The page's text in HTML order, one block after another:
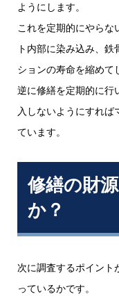
ようにします。
これを定期的にやらな
ト内部に染み込み、
ションの寿命を縮めて
逆に修繕を定期的に行
入しないようにすれ
ています。
修繕の財
か？
次に調査するポイント
っているかです。